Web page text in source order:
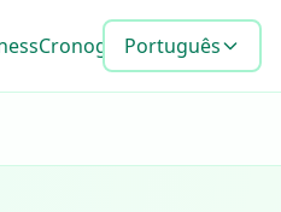
Cronograma de metas
Português